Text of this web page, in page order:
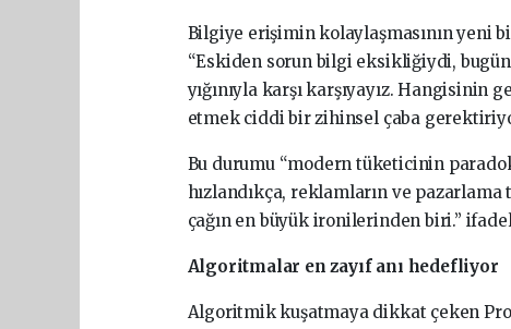
Bilgiye erişimin kolaylaşmasının yeni
“Eskiden sorun bilgi eksikliğiydi,
yığınıyla karşı karşıyayız.
etmek ciddi bir zihinsel çaba
Bu durumu “modern tüketicinin
hızlandıkça, reklamların ve
çağın en büyük ironilerinden biri.”
Algoritmalar en zayıf anı hedefliyor
Algoritmik kuşatmaya dikkat çeken